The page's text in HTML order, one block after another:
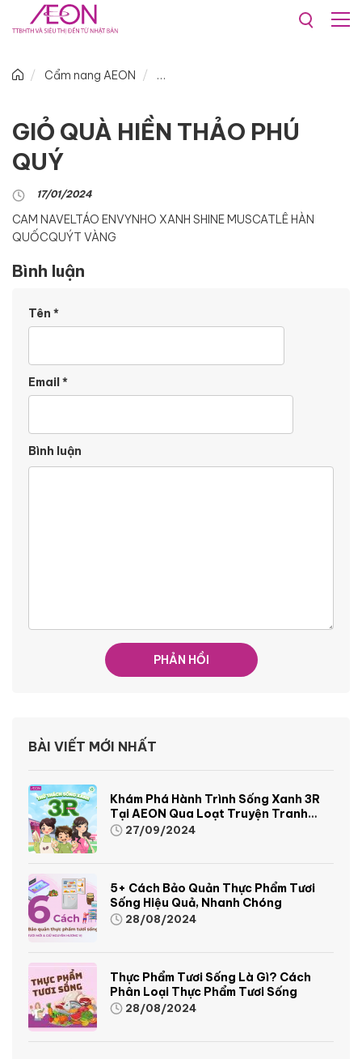
Cẩm nang AEON
GIỎ QUÀ HIỀN THẢO PHÚ
QUÝ
17/01/2024
CAM NAVELTÁO ENVYNHO XANH SHINE MUSCATLÊ HÀN
QUỐCQUÝT VÀNG
Bình luận
Tên *
Email*
Bình luận
BÀI VIẾT MỚI NHẤT
Khám Phá Hành Trình Sống Xanh 3R
Tại AEON Qua Loạt Truyện Tranh
Sinh Động Và Thú Vị
27/09/2024
5+ Cách Bảo Quản Thực Phẩm Tươi
Sống Hiệu Quả, Nhanh Chóng
28/08/2024
Thực Phẩm Tươi Sống Là Gì? Cách
Phân Loại Thực Phẩm Tươi Sống
28/08/2024